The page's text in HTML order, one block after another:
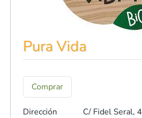
Pura Vida
Comprar
Dirección C/ Fidel Seral, 4